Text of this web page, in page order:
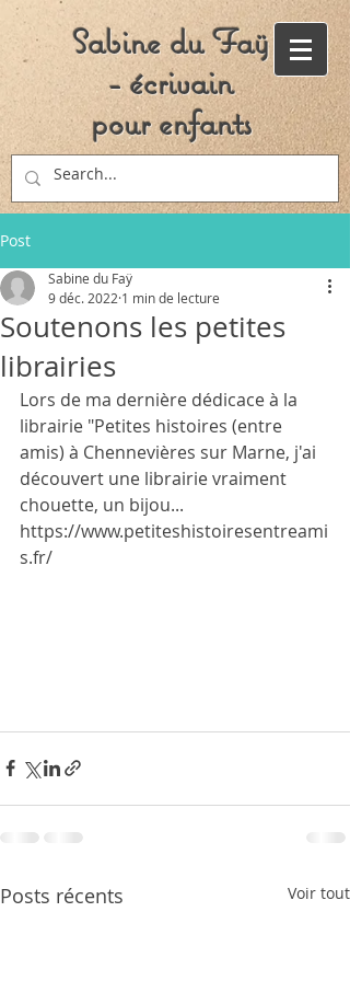
Sabine du Faÿ
- écrivain
pour enfants
Post
Soutenons les petites
librairies
Sabine du Faÿ
9 déc. 2022 1 min de lecture
Lors de ma dernière dédicace à la
librairie "Petites histoires (entre
amis) à Chennevières sur Marne, j'ai
découvert une librairie vraiment
chouette, un bijou...
https://www.petiteshistoiresentreami
s.fr/
Posts récents Voir tout